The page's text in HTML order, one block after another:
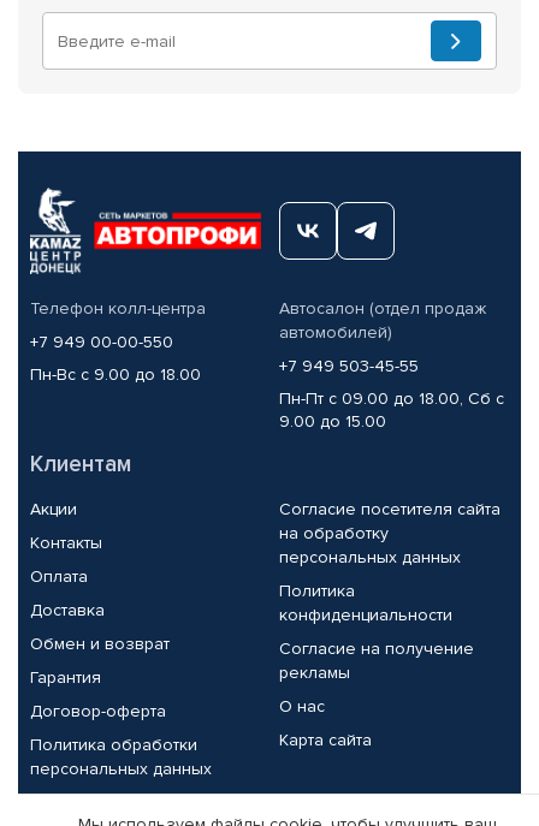
Телефон колл-центра
+7 949 00-00-550
Пн-Вс с 9.00 до 18.00
Автосалон (отдел продаж
автомобилей)
+7 949 503-45-55
Пн-Пт с 09.00 до 18.00, Сб с
9.00 до 15.00
Клиентам
Акции
Контакты
Оплата
Доставка
Обмен и возврат
Гарантия
Договор-оферта
Политика обработки
персональных данных
Согласие посетителя сайта
на обработку
персональных данных
Политика
конфиденциальности
Согласие на получение
рекламы
О нас
Карта сайта